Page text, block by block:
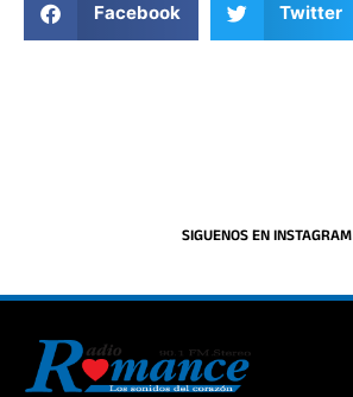
Facebook Twitter
SIGUENOS EN INSTAGRAM